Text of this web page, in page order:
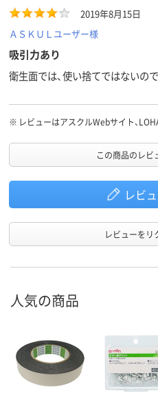
2019年8月15日
ＡＳＫＵＬユーザー様
吸引力あり
衛生面では、使い捨てではないの
※ レビューはアスクルWebサイト、
この商品のレビ
レビ
レビューをリ
人気の商品